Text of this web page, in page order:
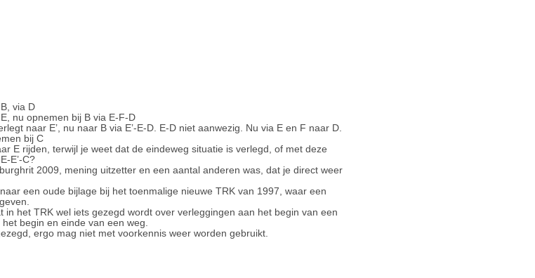
via D
nu opnemen bij B via E-F-D
naar E’, nu naar B via E’-E-D. E-D niet aanwezig. Nu via E en F naar D.
bij C
E rijden, terwijl je weet dat de eindeweg situatie is verlegd, of met deze
E’-C?
2009, mening uitzetter en een aantal anderen was, dat je direct weer
naar een oude bijlage bij het toenmalige nieuwe TRK van 1997, waar een
in het TRK wel iets gezegd wordt over verleggingen aan het begin van een
begin en einde van een weg.
ergo mag niet met voorkennis weer worden gebruikt.